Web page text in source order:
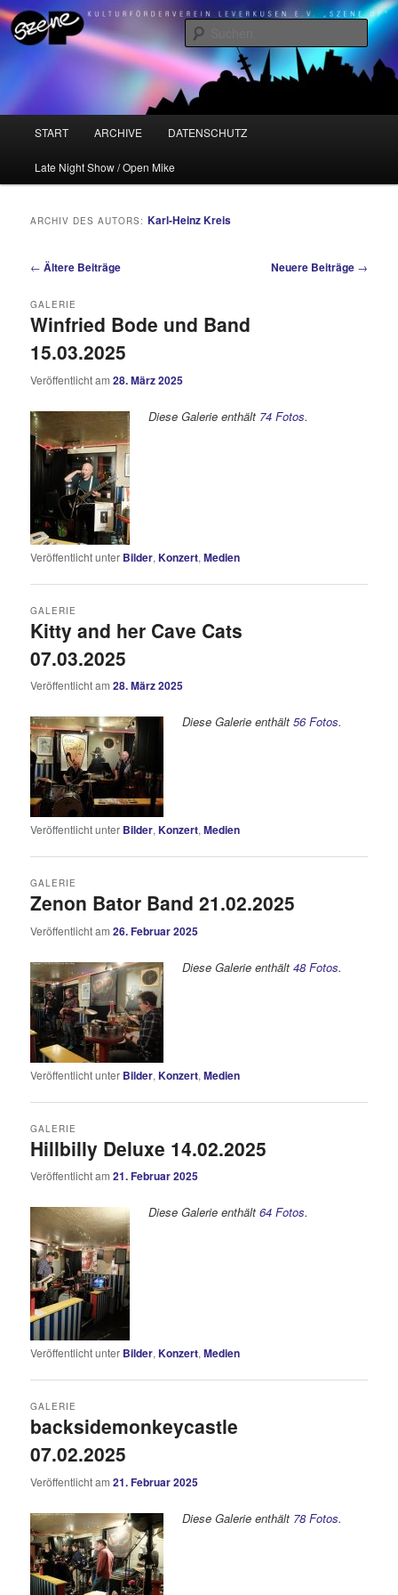
Zum
primären
Inhalt
Zum
sekundären
Inhalt
Szene OP
Kulturförderverein Leverkusen e.V. "Szene OP"
START ARCHIVE DATENSCHUTZ
Late Night Show / Open Mike
ARCHIV DES AUTORS: Karl-Heinz Kreis
Beitragsnavigation
← Ältere Beiträge Neuere Beiträge →
Winfried Bode und Band
15.03.2025
GALERIE
Veröffentlicht am28. März 2025
Diese Galerie enthält 74 Fotos.
Veröffentlicht unter Bilder,Konzert,Medien
Kitty and her Cave Cats
07.03.2025
GALERIE
Veröffentlicht am28. März 2025
Diese Galerie enthält56 Fotos.
Veröffentlicht unter Bilder,Konzert,Medien
Zenon Bator Band 21.02.2025
GALERIE
Veröffentlicht am26. Februar 2025
Diese Galerie enthält48 Fotos.
Veröffentlicht unter Bilder,Konzert,Medien
Hillbilly Deluxe 14.02.2025
GALERIE
Veröffentlicht am21. Februar 2025
Diese Galerie enthält64 Fotos.
Veröffentlicht unter Bilder,Konzert,Medien
backsidemonkeycastle
07.02.2025
GALERIE
Veröffentlicht am21. Februar 2025
Diese Galerie enthält 78 Fotos.